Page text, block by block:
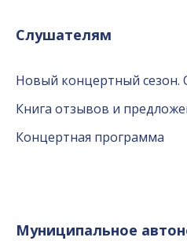
Слушателям
Новый концертный сезон.
Книга отзывов и
Концертная программа
Муниципальное